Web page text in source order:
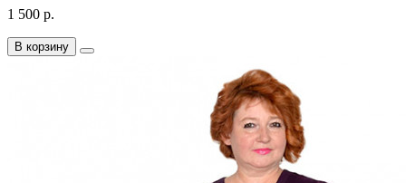
1 500 р.
В корзину